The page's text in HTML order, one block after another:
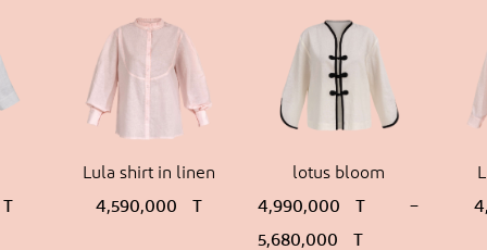
lotus bloom
4,990,000
T
–
5,680,000
T
Lula shirt in linen
4,590,000
T
T